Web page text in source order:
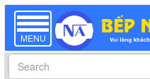
TOGGLE
NAVIGATION
MENU